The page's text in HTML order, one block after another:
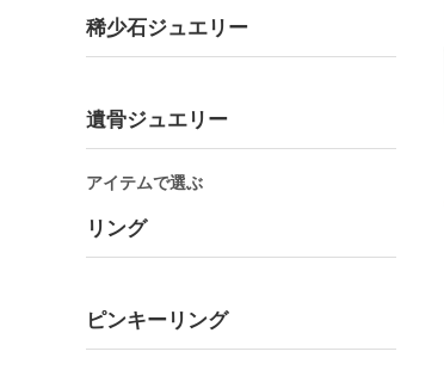
稀少石ジュエリー
遺骨ジュエリー
アイテムで選ぶ
リング
ピンキーリング